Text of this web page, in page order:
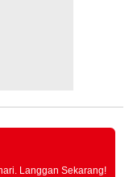
Langgan Sekarang!